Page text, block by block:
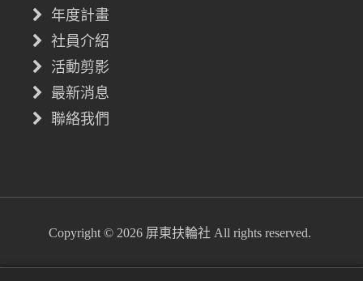
年度計畫
社員介紹
活動剪影
最新消息
聯絡我們
Copyright © 2026 屏東扶輪社 All rights reserved.